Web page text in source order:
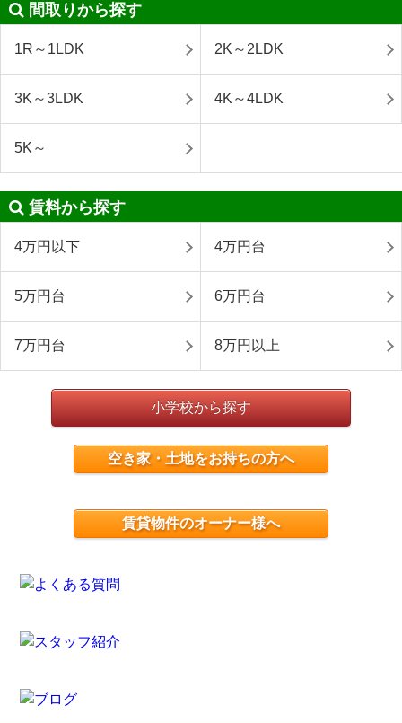
間取りから探す
1R～1LDK 2K～2LDK
3K～3LDK 4K～4LDK
5K～
賃料から探す
4万円以下 4万円台
5万円台 6万円台
7万円台 8万円以上
小学校から探す
空き家・土地をお持ちの方へ
賃貸物件のオーナー様へ